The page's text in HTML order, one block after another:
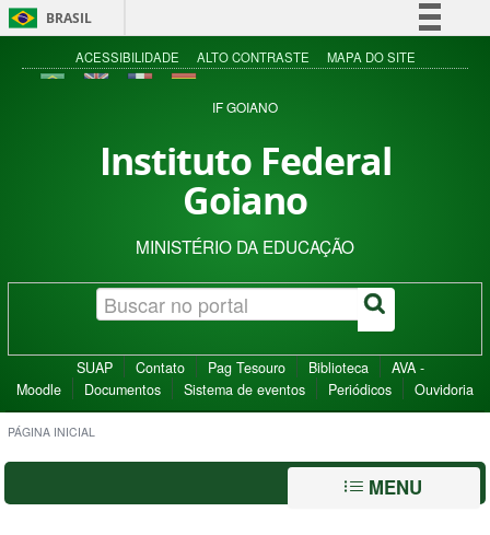
BRASIL
Simplifique!
Acesso à informação
ACESSIBILIDADE ALTO CONTRASTE MAPA DO SITE
IF GOIANO
Instituto Federal
Goiano
MINISTÉRIO DA EDUCAÇÃO
SUAP Contato Pag Tesouro Biblioteca
AVA -
Moodle
Documentos Sistema de eventos Periódicos Ouvidoria
PÁGINA INICIAL
MENU